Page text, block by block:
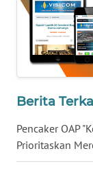
Berita
Pencaker OAP
Prioritaskan
WN
NUSANTARA
WN
JATIM